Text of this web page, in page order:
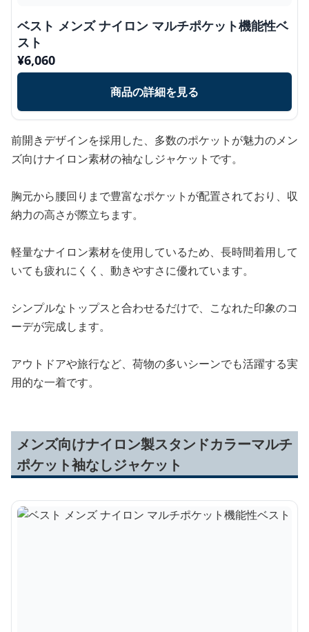
ベスト メンズ ナイロン マルチポケット機能性ベ
スト
¥6,060
商品の詳細を見る
前開きデザインを採用した、多数のポケットが魅力のメン
ズ向けナイロン素材の袖なしジャケットです。
胸元から腰回りまで豊富なポケットが配置されており、収
納力の高さが際立ちます。
軽量なナイロン素材を使用しているため、長時間着用して
いても疲れにくく、動きやすさに優れています。
シンプルなトップスと合わせるだけで、こなれた印象のコ
ーデが完成します。
アウトドアや旅行など、荷物の多いシーンでも活躍する実
用的な一着です。
メンズ向けナイロン製スタンドカラーマルチ
ポケット袖なしジャケット